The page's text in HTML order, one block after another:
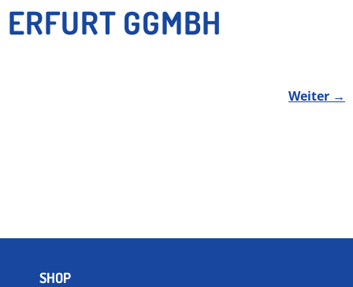
ERFURT GGMBH
Weiter →
SHOP